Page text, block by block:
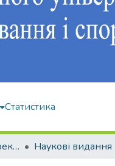
Статистика
Кафедра оздоровчо-рекреаційної рухової активності Наукові видання